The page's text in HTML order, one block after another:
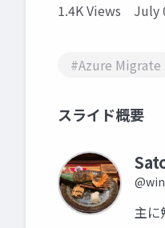
1.4K Views July
#Azure Migrate
スライド概要
主に